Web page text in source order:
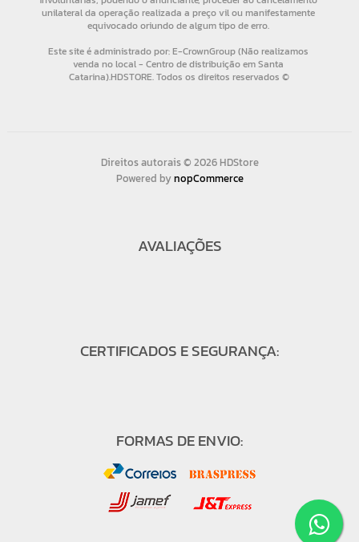
Direitos autorais © 2026 HDStore
Powered bynopCommerce
AVALIAÇÕES
CERTIFICADOS E SEGURANÇA:
FORMAS DE ENVIO: